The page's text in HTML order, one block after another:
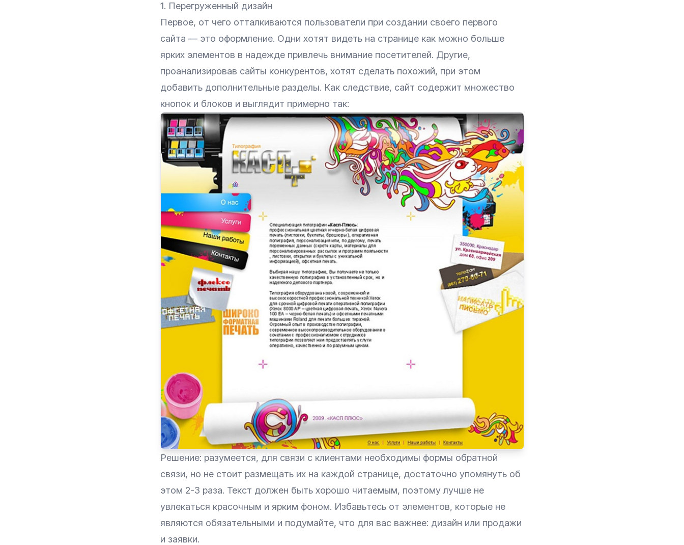
1. Перегруженный дизайн
Первое, от чего отталкиваются пользователи при создании своего первого
сайта — это оформление. Одни хотят видеть на странице как можно больше
ярких элементов в надежде привлечь внимание посетителей. Другие,
проанализировав сайты конкурентов, хотят сделать похожий, при этом
добавить дополнительные разделы. Как следствие, сайт содержит множество
кнопок и блоков и выглядит примерно так:
Решение: разумеется, для связи с клиентами необходимы формы обратной
связи, но не стоит размещать их на каждой странице, достаточно упомянуть об
этом 2-3 раза. Текст должен быть хорошо читаемым, поэтому лучше не
увлекаться красочным и ярким фоном. Избавьтесь от элементов, которые не
являются обязательными и подумайте, что для вас важнее: дизайн или продажи
и заявки.